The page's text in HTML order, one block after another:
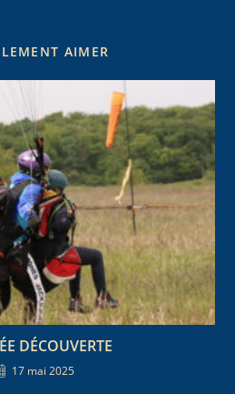
AIMER
DÉCOUVERTE
17 mai 2025